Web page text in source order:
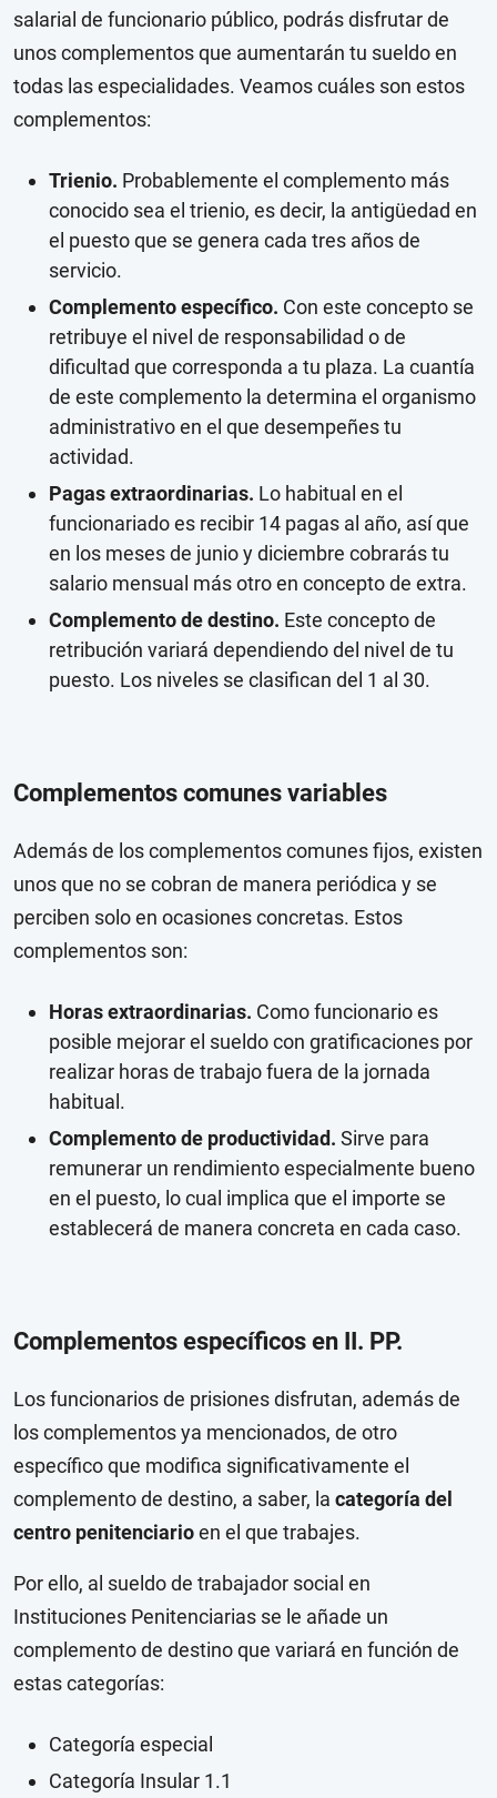
salarial de funcionario público, podrás disfrutar de
unos complementos que aumentarán tu sueldo en
todas las especialidades. Veamos cuáles son estos
complementos:
Trienio. Probablemente el complemento más
conocido sea el trienio, es decir, la antigüedad en
el puesto que se genera cada tres años de
servicio.
Complemento específico. Con este concepto se
retribuye el nivel de responsabilidad o de
dificultad que corresponda a tu plaza. La cuantía
de este complemento la determina el organismo
administrativo en el que desempeñes tu
actividad.
Pagas extraordinarias. Lo habitual en el
funcionariado es recibir 14 pagas al año, así que
en los meses de junio y diciembre cobrarás tu
salario mensual más otro en concepto de extra.
Complemento de destino. Este concepto de
retribución variará dependiendo del nivel de tu
puesto. Los niveles se clasifican del 1 al 30.
Complementos comunes variables
Además de los complementos comunes fijos, existen
unos que no se cobran de manera periódica y se
perciben solo en ocasiones concretas. Estos
complementos son:
Horas extraordinarias. Como funcionario es
posible mejorar el sueldo con gratificaciones por
realizar horas de trabajo fuera de la jornada
habitual.
Complemento de productividad. Sirve para
remunerar un rendimiento especialmente bueno
en el puesto, lo cual implica que el importe se
establecerá de manera concreta en cada caso.
Complementos específicos en II. PP.
Los funcionarios de prisiones disfrutan, además de
los complementos ya mencionados, de otro
específico que modifica significativamente el
complemento de destino, a saber, la categoría del
centro penitenciarioen el que trabajes.
Por ello, al sueldo de trabajador social en
Instituciones Penitenciarias se le añade un
complemento de destino que variará en función de
estas categorías:
Categoría especial
Categoría Insular 1.1